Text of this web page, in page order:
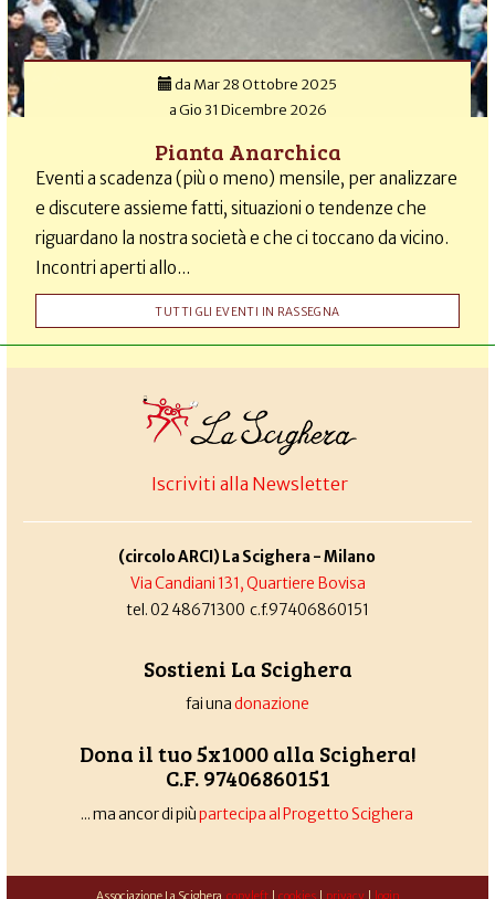
da Mar 28 Ottobre 2025
aGio 31 Dicembre 2026
Pianta Anarchica
Eventi a scadenza (più o meno) mensile, per analizzare
e discutere assieme fatti, situazioni o tendenze che
riguardano la nostra società e che ci toccano da vicino.
Incontri aperti allo...
TUTTI GLI EVENTI IN RASSEGNA
Iscriviti alla Newsletter
(circolo ARCI) La Scighera - Milano
Via Candiani 131, Quartiere Bovisa
tel. 02 48671300 c.f.97406860151
Sostieni La Scighera
fai unadonazione
Dona il tuo 5x1000 alla Scighera!
C.F. 97406860151
... ma ancor di piùpartecipa al Progetto Scighera
Associazione La Scighera copyleft| cookies| privacy| login